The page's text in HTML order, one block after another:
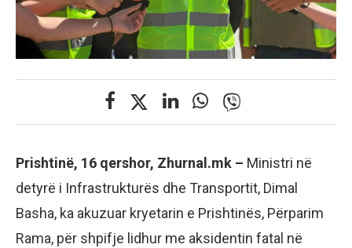
Prishtinë, 16 qershor, Zhurnal.mk – Ministri në
detyrë i Infrastrukturës dhe Transportit, Dimal
Basha, ka akuzuar kryetarin e Prishtinës, Përparim
Rama, për shpifje lidhur me aksidentin fatal në